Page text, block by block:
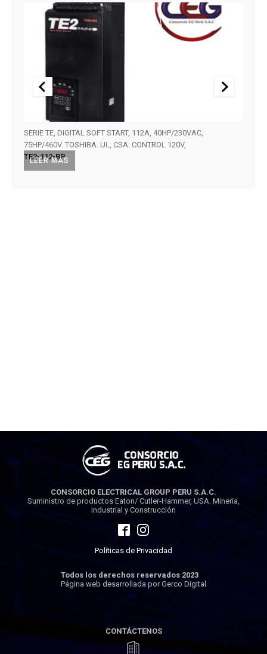
LEER MÁS
SERIE TE, DIGITAL SOFT START, 112A, 40HP/230VAC,
75HP/460V. TOSHIBA. UL, CSA. CONTROL 120V,
TE2-112-BP
CONSORCIO ELECTRICAL GROUP PERU S.A.C.
Suministro de productos Eaton/ Cutler-Hammer, USA. Minería,
Industrial y Construcción
Políticas de Privacidad
Todos los derechos reservados 2023
Página web desarrollada por Gerco Digital
CONTÁCTENOS